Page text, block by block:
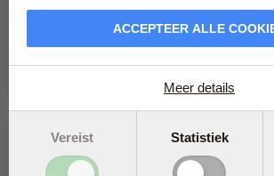
Als u fris en helder wilt opstaan, klaar voor de
voor een stabiele bloedsuikerspiegel wellicht
Lees meer
ACCEPTEER ALLE
Meer details
Vereist Statistiek